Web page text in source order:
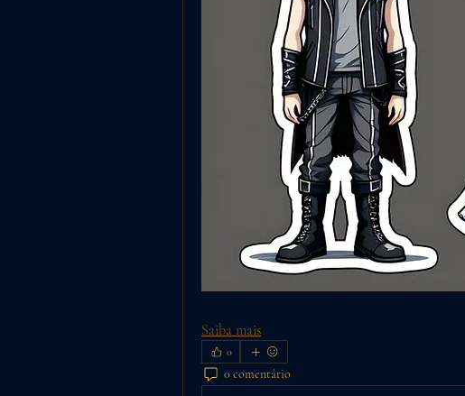
Saiba mais
0
0 comentário